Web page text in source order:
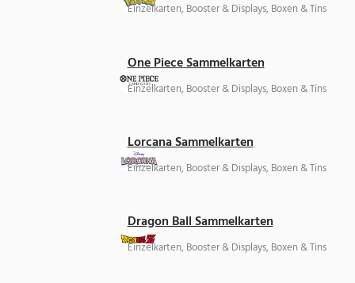
Einzelkarten, Booster & Displays, Boxen & Tins
One Piece Sammelkarten
Einzelkarten, Booster & Displays, Boxen & Tins
Lorcana Sammelkarten
Einzelkarten, Booster & Displays, Boxen & Tins
Dragon Ball Sammelkarten
Einzelkarten, Booster & Displays, Boxen & Tins